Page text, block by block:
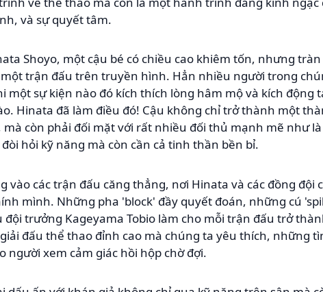
và sự quyết tâm.
Shoyo, một cậu bé có chiều cao khiêm tốn, nhưng
trận đấu trên truyền hình. Hẳn nhiều người trong
sự kiện nào đó kích thích lòng hâm mộ và kích động
Hinata đã làm điều đó! Cậu không chỉ trở thành một
còn phải đối mặt với rất nhiều đối thủ mạnh mẽ như là
hỏi kỹ năng mà còn cần cả tinh thần bền bỉ.
vào các trận đấu căng thẳng, nơi Hinata và các đồng đội
mình. Những pha 'block' đầy quyết đoán, những cú
trưởng Kageyama Tobio làm cho mỗi trận đấu trở
đấu thể thao đỉnh cao mà chúng ta yêu thích, những
người xem cảm giác hồi hộp chờ đợi.